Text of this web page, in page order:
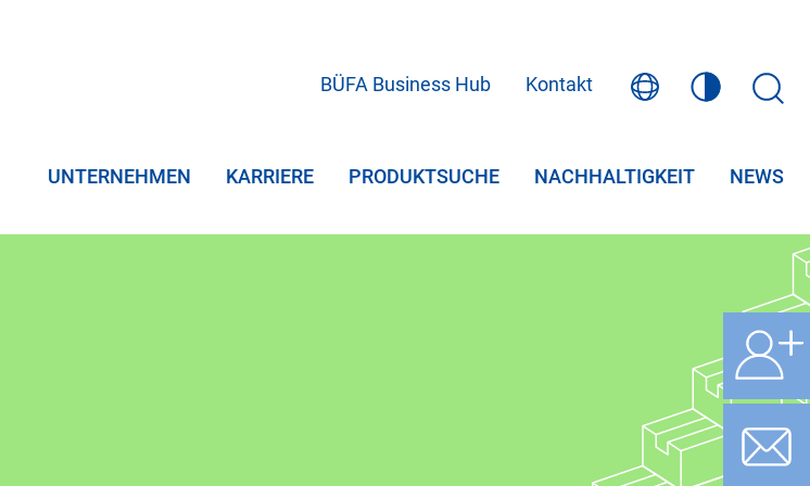
BÜFA Business Hub Kontakt
UNTERNEHMEN KARRIERE PRODUKTSUCHE NACHHALTIGKEIT NEWS